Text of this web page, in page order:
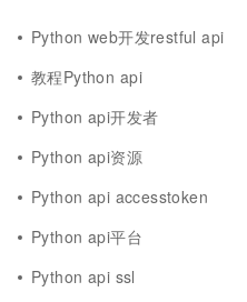
Python web开发restful api
教程Python api
Python api开发者
Python api资源
Python api accesstoken
Python api平台
Python api ssl